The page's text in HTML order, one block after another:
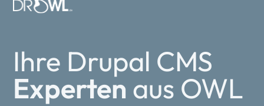
Ihre Drupal CMS
Experten aus OWL